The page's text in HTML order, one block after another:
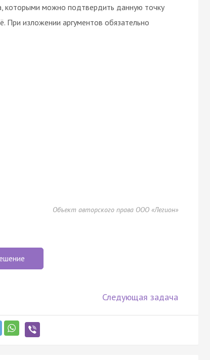
которыми можно подтвердить данную точку
При изложении аргументов обязательно
Объект авторского права ООО «Легион»
Следующая задача